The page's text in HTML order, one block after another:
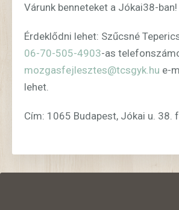
Várunk benneteket a Jókai38-ban!
Érdeklődni lehet: Szűcsné
06-70-505-4903-as
mozgasfejlesztes@tcsgyk.hu e-
lehet.
Cím: 1065 Budapest, Jókai u. 38.